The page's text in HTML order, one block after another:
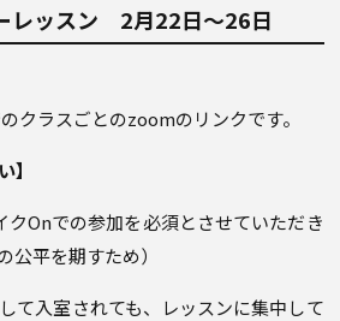
レッスン 2月22日～26日
クラスごとのzoomのリンクです。
】
Onでの参加を必須とさせていただき
公平を期すため）
て入室されても、レッスンに集中して